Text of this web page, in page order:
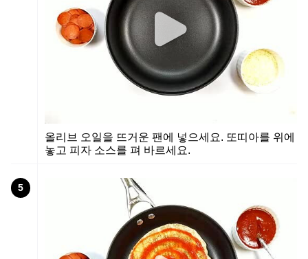
올리브 오일을 뜨거운 팬에 넣으세요. 또띠아를 위에
놓고 피자 소스를 펴 바르세요.
5